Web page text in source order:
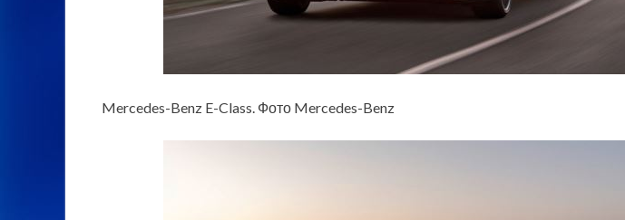
Mercedes-Benz E-Class. Фото Mercedes-Benz